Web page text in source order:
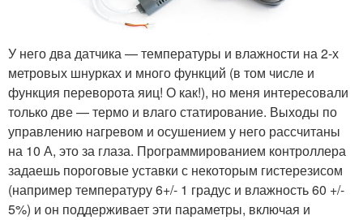
У него два датчика — температуры и влажности на 2-х
метровых шнурках и много функций (в том числе и
функция переворота яиц! О как!), но меня интересовали
только две — термо и влаго статирование. Выходы по
управлению нагревом и осушением у него рассчитаны
на 10 А, это за глаза. Программированием контроллера
задаешь пороговые уставки с некоторым гистерезисом
(например температуру 6+/- 1 градус и влажность 60 +/-
5%) и он поддерживает эти параметры, включая и